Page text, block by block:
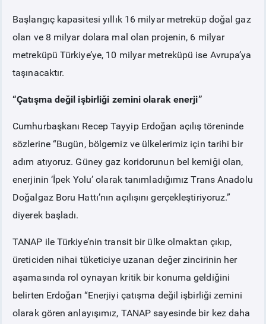
Başlangıç kapasitesi yıllık 16 milyar metreküp doğal gaz
olan ve 8 milyar dolara mal olan projenin, 6 milyar
metreküpü Türkiye’ye, 10 milyar metreküpü ise Avrupa’ya
taşınacaktır.
“Çatışma değil işbirliği zemini olarak enerji”
Cumhurbaşkanı Recep Tayyip Erdoğan açılış töreninde
sözlerine “Bugün, bölgemiz ve ülkelerimiz için tarihi bir
adım atıyoruz. Güney gaz koridorunun bel kemiği olan,
enerjinin ‘İpek Yolu’ olarak tanımladığımız Trans Anadolu
Doğalgaz Boru Hattı’nın açılışını gerçekleştiriyoruz.”
diyerek başladı.
TANAP ile Türkiye’nin transit bir ülke olmaktan çıkıp,
üreticiden nihai tüketiciye uzanan değer zincirinin her
aşamasında rol oynayan kritik bir konuma geldiğini
belirten Erdoğan “Enerjiyi çatışma değil işbirliği zemini
olarak gören anlayışımız, TANAP sayesinde bir kez daha